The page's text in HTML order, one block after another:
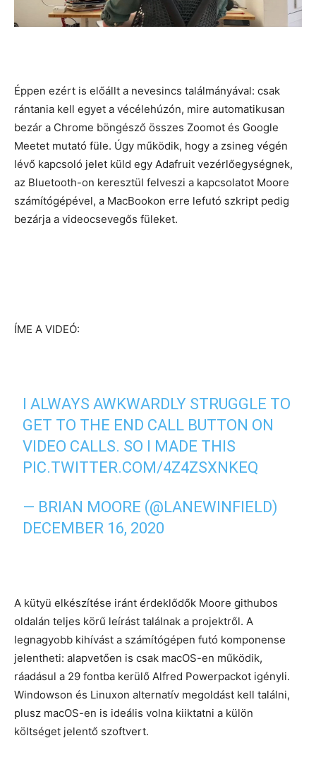
Éppen ezért is előállt a nevesincs találmányával: csak
rántania kell egyet a vécélehúzón, mire automatikusan
bezár a Chrome böngésző összes Zoomot és Google
Meetet mutató füle. Úgy működik, hogy a zsineg végén
lévő kapcsoló jelet küld egy Adafruit vezérlőegységnek,
az Bluetooth-on keresztül felveszi a kapcsolatot Moore
számítógépével, a MacBookon erre lefutó szkript pedig
bezárja a videocsevegős füleket.
ÍME A VIDEÓ:
I ALWAYS AWKWARDLY STRUGGLE TO
GET TO THE END CALL BUTTON ON
VIDEO CALLS. SO I MADE THIS
PIC.TWITTER.COM/4Z4ZSXNKEQ
— BRIAN MOORE (@LANEWINFIELD)
DECEMBER 16, 2020
A kütyü elkészítése iránt érdeklődők Moore githubos
oldalán teljes körű leírást találnak a projektről. A
legnagyobb kihívást a számítógépen futó komponense
jelentheti: alapvetően is csak macOS-en működik,
ráadásul a 29 fontba kerülő Alfred Powerpackot igényli.
Windowson és Linuxon alternatív megoldást kell találni,
plusz macOS-en is ideális volna kiiktatni a külön
költséget jelentő szoftvert.